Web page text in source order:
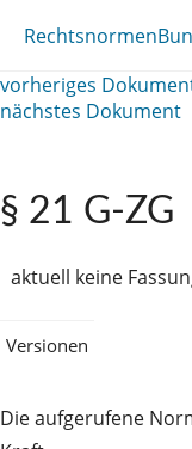
Rechtsnormen
vorheriges
nächstes Dokument
§ 21 G-ZG
aktuell keine
Versionen
Die aufgerufene